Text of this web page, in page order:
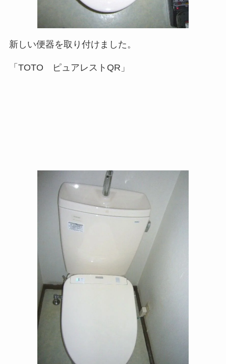
新しい便器を取り付けました。
「TOTO ピュアレストQR」